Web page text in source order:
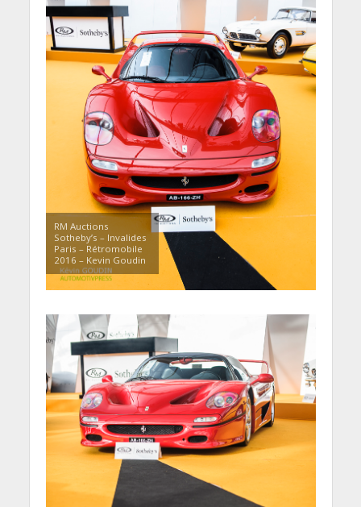
RM Auctions
Sotheby’s – Invalides
Paris – Rétromobile
2016 – Kevin Goudin